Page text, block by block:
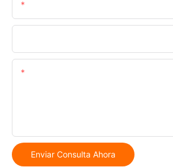
Enviar Consulta Ahora